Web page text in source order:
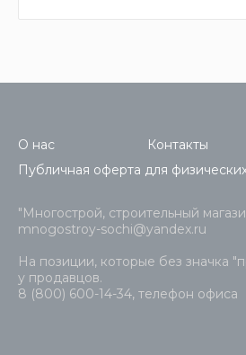
О нас Контакты
Публичная оферта для
"Многострой, строительный
mnogostroy-sochi@yandex.ru
На позиции, которые без значка
у продавцов.
8 (800) 600-14-34, телефон офиса